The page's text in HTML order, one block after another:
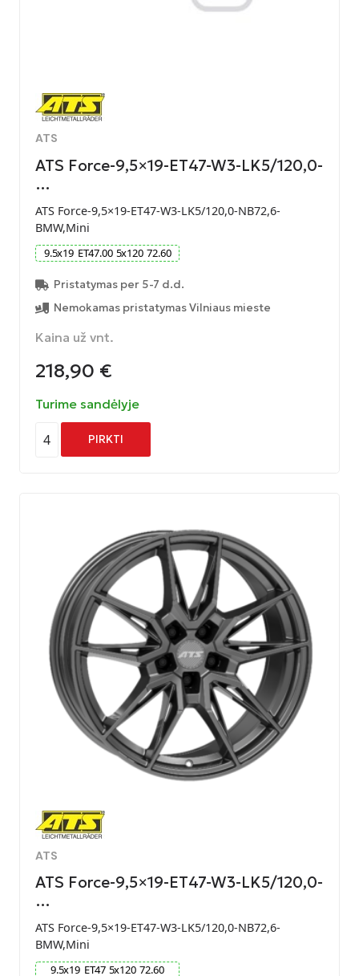
ATS
ATS Force-9,5×19-ET47-W3-LK5/120,0-
…
ATS Force-9,5×19-ET47-W3-LK5/120,0-NB72,6-
BMW,Mini
9.5x19 ET47.00 5x120 72.60
Pristatymas per 5-7 d.d.
Nemokamas pristatymas Vilniaus mieste
Kaina už vnt.
218,90 €
Turime sandėlyje
4 PIRKTI
ATS
ATS Force-9,5×19-ET47-W3-LK5/120,0-
…
ATS Force-9,5×19-ET47-W3-LK5/120,0-NB72,6-
BMW,Mini
9.5x19 ET47 5x120 72.60